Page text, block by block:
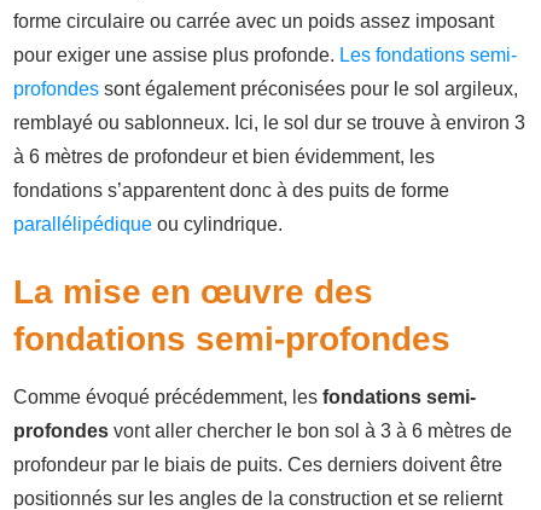
forme circulaire ou carrée avec un poids assez imposant
pour exiger une assise plus profonde. Les fondations semi-
profondes sont également préconisées pour le sol argileux,
remblayé ou sablonneux. Ici, le sol dur se trouve à environ 3
à 6 mètres de profondeur et bien évidemment, les
fondations s’apparentent donc à des puits de forme
parallélipédique ou cylindrique.
La mise en œuvre des
fondations semi-profondes
Comme évoqué précédemment, les fondations semi-
profondes vont aller chercher le bon sol à 3 à 6 mètres de
profondeur par le biais de puits. Ces derniers doivent être
positionnés sur les angles de la construction et se reliernt